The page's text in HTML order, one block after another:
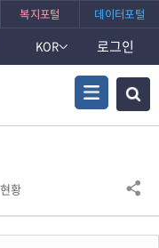
복지포털
데이터포털
KOR 로그인
황